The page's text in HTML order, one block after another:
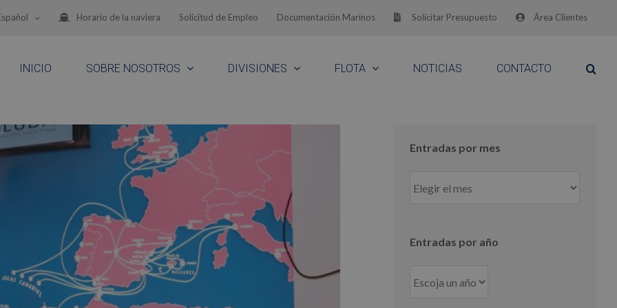
Horario de la naviera Solicitud de Empleo Documentación Marinos Solicitar Presupuesto Área Clientes
INICIO SOBRE NOSOTROS DIVISIONES FLOTA NOTICIAS CONTACTO
Entradas por mes
por
Entradas por año